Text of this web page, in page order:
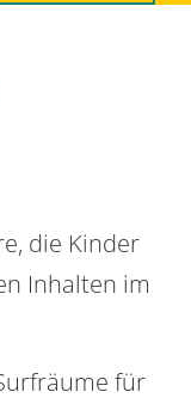
die Kinder
Inhalten im
für